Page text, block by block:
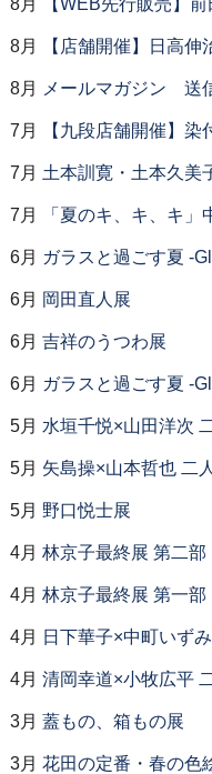
8月 【WEB先行販売】
8月 【店舗開催】日高
8月 メールマガジン 送
7月 【九段店舗開催】染
7月 土本訓寛・土本久美
7月 「夏のキ、キ、キ
6月 ガラスと過ごす夏 -
6月 岡田直人展
6月 吉祥のうつわ展
6月 ガラスと過ごす夏 -
5月 水垣千悦×山田洋次
5月 矢島操×山本哲也 二
5月 野口悦士展
4月 林京子最終展 第二
4月 林京子最終展 第一
4月 日下華子×中町いず
4月 清岡幸道×小牧広平
3月 蓋もの、箱もの展
3月 花田の定番・春の色